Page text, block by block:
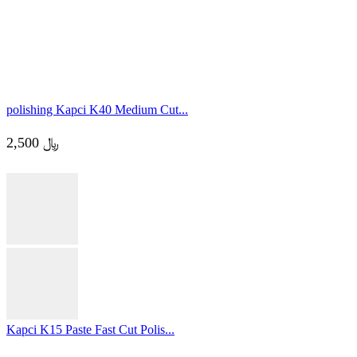
polishing Kapci K40 Medium Cut...
﷼
Kapci K15 Paste Fast Cut Polis...